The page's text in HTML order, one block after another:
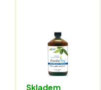
Skladem